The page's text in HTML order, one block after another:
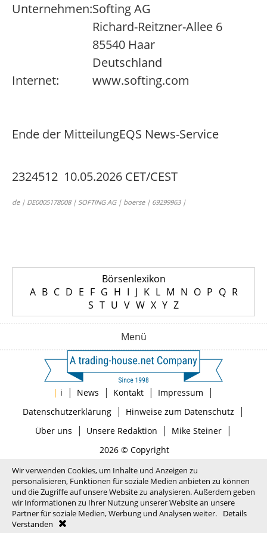
Unternehmen:Softing AG
Richard-Reitzner-Allee 6
85540 Haar
Deutschland
Internet:
www.softing.com
Ende der MitteilungEQS News-Service
2324512 10.05.2026 CET/CEST
de | DE0005178008 | SOFTING AG | boerse | 69299963 |
Börsenlexikon
A B C D E F G H I J K L M N O P Q R
S T U V W X Y Z
Menü
| i | News | Kontakt | Impressum |
Datenschutzerklärung| Hinweise zum Datenschutz |
Über uns | Unsere Redaktion | Mike Steiner|
2026 © Copyright
Wir verwenden Cookies, um Inhalte und Anzeigen zu
personalisieren, Funktionen für soziale Medien anbieten zu können
und die Zugriffe auf unsere Website zu analysieren. Außerdem geben
wir Informationen zu Ihrer Nutzung unserer Website an unsere
Partner für soziale Medien, Werbung und Analysen weiter.
Details
Verstanden